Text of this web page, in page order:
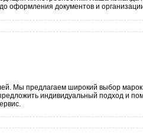
оформления документов и
Мы предлагаем широкий выбор
индивидуальный подход и